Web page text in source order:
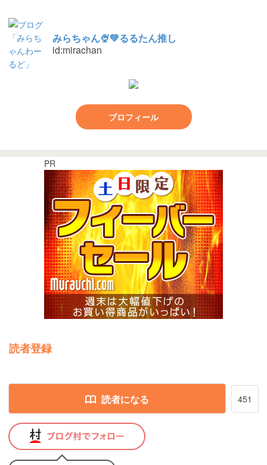
みらちゃん🍨💚るるたん推し
id:mirachan
プロフィール
PR
読者登録
読者になる 451